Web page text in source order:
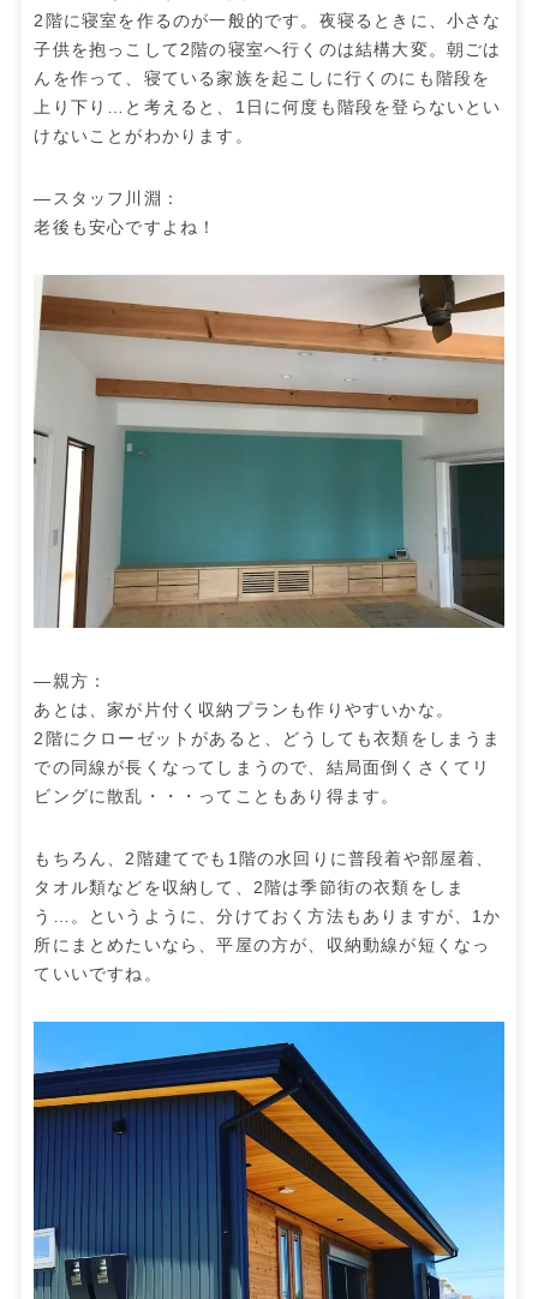
2階に寝室を作るのが一般的です。夜寝るときに、小さな
子供を抱っこして2階の寝室へ行くのは結構大変。朝ごは
んを作って、寝ている家族を起こしに行くのにも階段を
上り下り…と考えると、1日に何度も階段を登らないとい
けないことがわかります。
―スタッフ川淵：
老後も安心ですよね！
―親方：
あとは、家が片付く収納プランも作りやすいかな。
2階にクローゼットがあると、どうしても衣類をしまうま
での同線が長くなってしまうので、結局面倒くさくてリ
ビングに散乱・・・ってこともあり得ます。
もちろん、2階建てでも1階の水回りに普段着や部屋着、
タオル類などを収納して、2階は季節街の衣類をしま
う…。というように、分けておく方法もありますが、1か
所にまとめたいなら、平屋の方が、収納動線が短くなっ
ていいですね。